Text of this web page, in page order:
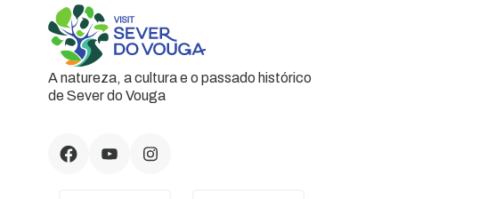
A natureza, a cultura e o passado histórico
de Sever do Vouga